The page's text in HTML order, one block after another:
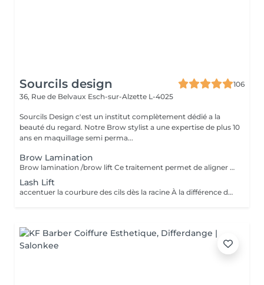
Sourcils design
106
36, Rue de Belvaux Esch-sur-Alzette L-4025
Sourcils Design c'est un institut complètement dédié a la
beauté du regard. Notre Brow stylist a une expertise de plus 10
ans en maquillage semi perma...
Brow Lamination
Brow lamination /brow lift Ce traitement permet de aligner les sourcils rebelles, de créer du volume et de la structure tout en dotant vos sourcils d'une forme élégante et soignée pendant une période pouvant atteindre deux mois. Incluse épilation mise en forme LES AVANTAGES * Toute personne cherchant à améliorer l'aspect général de ses sourcils. * Les clients qui ne sont pas prêts à se faire faire un maquillage permanent * Les clients dont la pousse naturelle des poils est difficile à dompter * Les clients qui laissent pousser leurs sourcils. * Les clients aux sourcils rebelles et grossiers * Cette méthode résiste à l'eau. * Les clients aux sourcils clairsemés
Lash Lift
accentuer la courbure des cils dès la racine À la différence du recourbe-cils, qui enroule les cils à partir du milieu, le rehaussement permet de relever les cils à la racine pour accentuer leur courbure, leur longueur et donner une impression de volume. De même, le rehaussement de cils offre un rendu très naturel puisqu'il ne nécessite pas l'ajout de cils synthétiques comme c'est le cas pour la pose d'extensions. LES AVANTAGES * Vos cils gardent une apparence légère et naturelle. * Vos cils ne nécessitent quasiment plus aucun soin. * Votre regard est visiblement agrandi, frais et jeune. * Vos yeux paraissent beaucoup plus grands. * Le traitement est assez rapide. * Cette méthode résiste à l'eau. * Il n'abîme pas vos cils.